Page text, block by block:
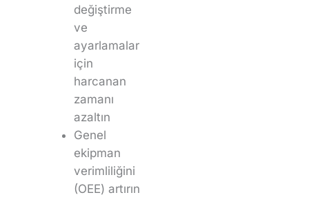
değiştirme
ve
ayarlamalar
için
harcanan
zamanı
azaltın
Genel
ekipman
verimliliğini
(OEE) artırın